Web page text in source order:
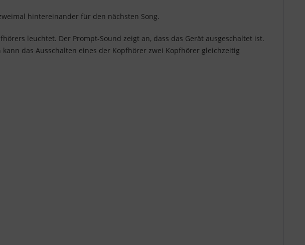
hintereinander für den nächsten Song.
leuchtet. Der Prompt-Sound zeigt an, dass das Gerät ausgeschaltet ist.
das Ausschalten eines der Kopfhörer zwei Kopfhörer gleichzeitig